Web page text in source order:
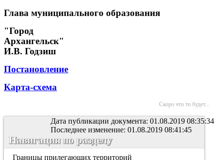
Глава муниципального образования
"Город
Архангельск"
И.В. Годзиш
Постановление
Карта-схема
Скоро что то будет...
Дата публикации документа: 01.08.2019 08:35:34
Последнее изменение: 01.08.2019 08:41:45
Навигация по разделу
Границы прилегающих территорий